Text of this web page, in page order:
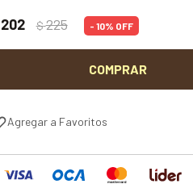
202 $225 10
COMPRAR